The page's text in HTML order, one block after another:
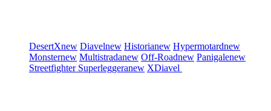
DesertXnew Diavelnew Historianew Hypermotardnew
Monsternew Multistradanew Off-Roadnew Panigalenew
Streetfighter Superleggeranew XDiavel